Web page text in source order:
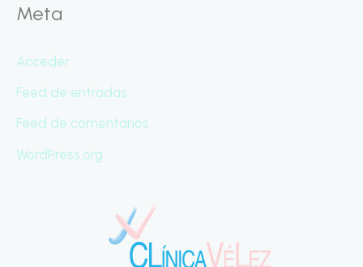
Meta
Acceder
Feed de entradas
Feed de comentarios
WordPress.org